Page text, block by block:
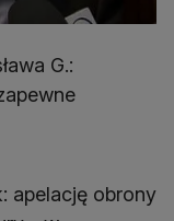
G.:
apelację obrony